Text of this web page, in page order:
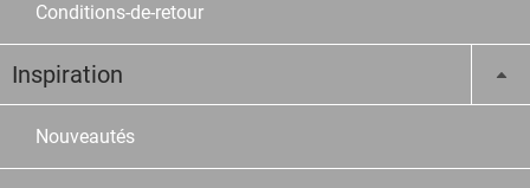
Conditions-de-retour
Inspiration
Nouveautés